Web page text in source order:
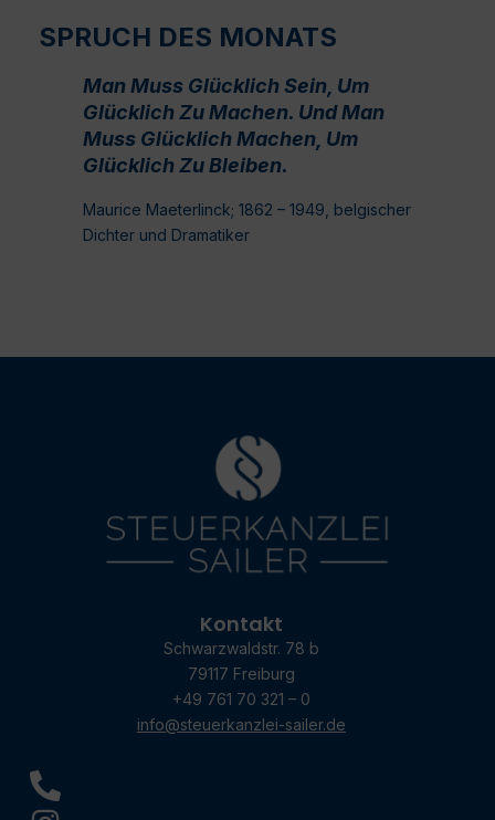
SPRUCH DES MONATS
Man Muss Glücklich Sein, Um
Glücklich Zu Machen. Und Man
Muss Glücklich Machen, Um
Glücklich Zu Bleiben.
Maurice Maeterlinck; 1862 – 1949, belgischer
Dichter und Dramatiker
Kontakt
Schwarzwaldstr. 78 b
79117 Freiburg
+49 761 70 321 – 0
info@steuerkanzlei-sailer.de